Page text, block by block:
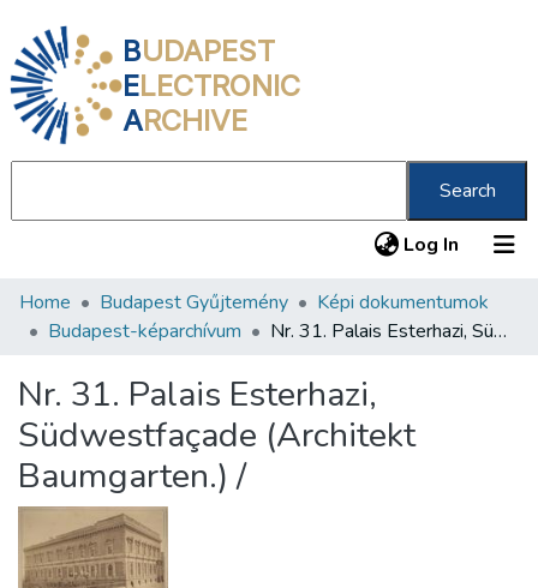
BUDAPEST
ELECTRONIC
ARCHIVE
Search
Log In (current)
Communities & Collections
Statistics
About us
Home Budapest Gyűjtemény
Képi dokumentumok
Budapest-képarchívum
Nr. 31. Palais Esterhazi, Südwestfaçade (Architekt Baumgarten.) /
Nr. 31. Palais Esterhazi,
Südwestfaçade (Architekt
Baumgarten.) /